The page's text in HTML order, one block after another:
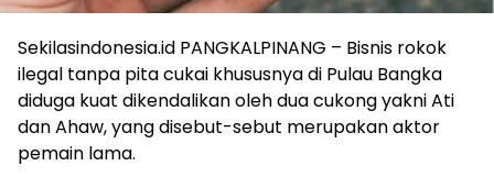
Sekilasindonesia.id PANGKALPINANG – Bisnis rokok
ilegal tanpa pita cukai khususnya di Pulau Bangka
diduga kuat dikendalikan oleh dua cukong yakni Ati
dan Ahaw, yang disebut-sebut merupakan aktor
pemain lama.